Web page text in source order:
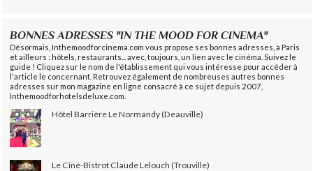
BONNES ADRESSES "IN THE MOOD FOR CINEMA"
Désormais, Inthemoodforcinema.com vous propose ses bonnes adresses, à Paris
et ailleurs : hôtels, restaurants... avec, toujours, un lien avec le cinéma. Suivez le
guide ! Cliquez sur le nom de l'établissement qui vous intéresse pour accéder à
l'article le concernant. Retrouvez également de nombreuses autres bonnes
adresses sur mon magazine en ligne consacré à ce sujet depuis 2007,
Inthemoodforhotelsdeluxe.com.
Hôtel Barrière Le Normandy (Deauville)
Le Ciné-Bistrot Claude Lelouch (Trouville)